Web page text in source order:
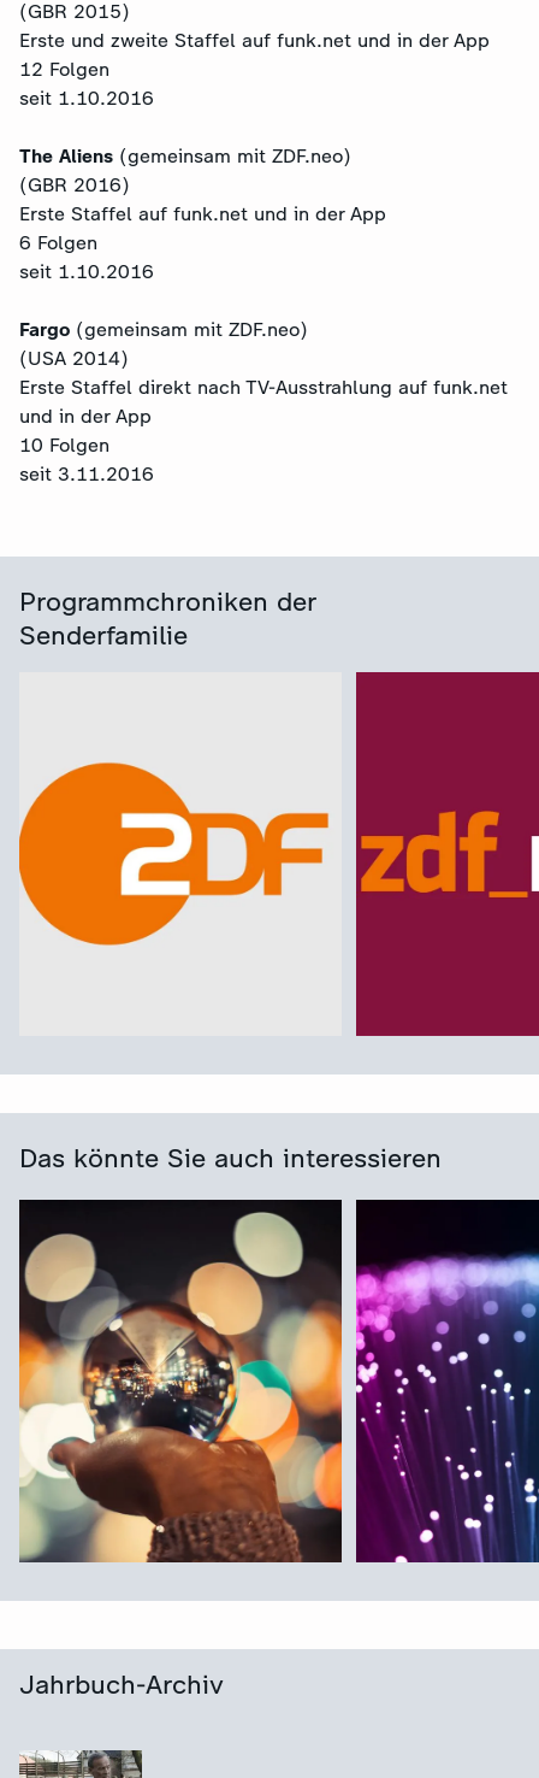
(GBR 2015)
Erste und zweite Staffel auf funk.net und in der App
12 Folgen
seit 1.10.2016
The Aliens (gemeinsam mit ZDF.neo)
(GBR 2016)
Erste Staffel auf funk.net und in der App
6 Folgen
seit 1.10.2016
Fargo (gemeinsam mit ZDF.neo)
(USA 2014)
Erste Staffel direkt nach TV-Ausstrahlung auf funk.net
und in der App
10 Folgen
seit 3.11.2016
Programmchroniken der
Senderfamilie
ZDF-Hauptprogramm ZDFneo
Das könnte Sie auch interessieren
Jahrbuch-Archiv